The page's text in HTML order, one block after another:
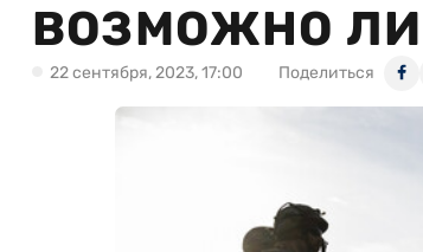
ВОЗМОЖНО ЛИ
22 сентября, 2023, 17:00 Поделиться